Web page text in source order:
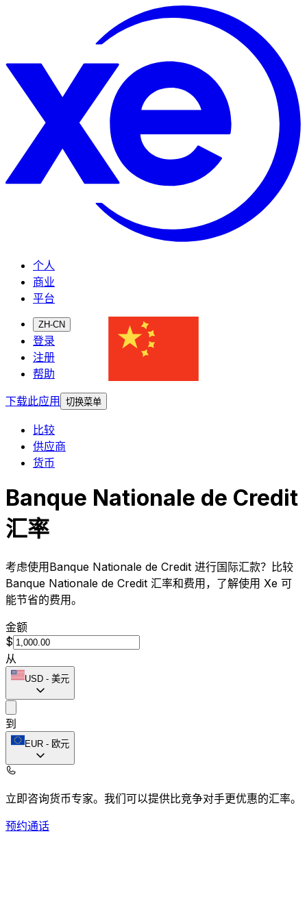
个人
商业
平台
ZH-CN
登录
注册
帮助
下载此应用
切换菜单
比较
供应商
货币
Banque Nationale de Credit
汇率
考虑使用Banque Nationale de Credit 进行国际汇款？比较
Banque Nationale de Credit 汇率和费用，了解使用 Xe 可
能节省的费用。
金额
$
从
USD - 美元
到
EUR - 欧元
立即咨询货币专家。 我们可以提供比竞争对手更优惠的汇率。
预约通话